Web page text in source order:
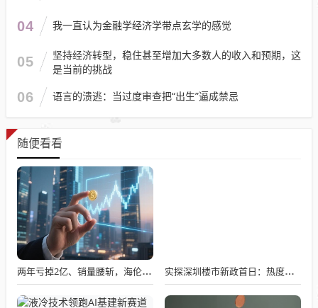
04 我一直认为金融学经济学带点玄学的感觉
05
坚持经济转型，稳住甚至增加大多数人的收入和预期，这
是当前的挑战
06 语言的溃逃：当过度审查把“出生”逼成禁忌
随便看看
两年亏掉2亿、销量腰斩，海伦钢琴“卖身”求生！新主崔永庆能否奏响逆袭序曲？ 实探深圳楼市新政首日：热度飙升房企连夜更新